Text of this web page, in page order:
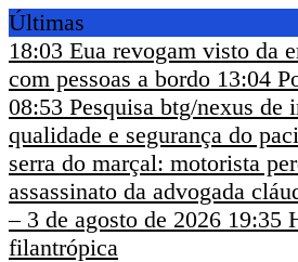
Últimas
18:03 Eua revogam visto da
com pessoas a bordo 13:04
08:53 Pesquisa btg/nexus de
qualidade e segurança do
serra do marçal: motorista
assassinato da advogada
– 3 de agosto de 2026 19:35
filantrópica